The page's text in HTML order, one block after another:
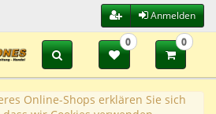
Anmelden
0 0
Online-Shops erklären Sie sich